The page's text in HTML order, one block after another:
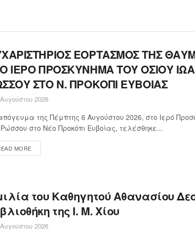
ΕΟΡΤΑΣΜΟΣ ΤΗΣ
ΙΕΡΟ ΠΡΟΣΚΥΝΗΜΑ ΤΟΥ ΟΣΙΟΥ
ΣΤΟ Ν. ΠΡΟΚΟΠΙ ΕΥΒΟΙΑΣ
2026
της Πέμπτης 6 Αυγούστου 2026, στο Ιερό
Ρώσσου στο Νέο Προκόπι Ευβοίας, τελέσθηκε...
MORE
του Καθηγητού Αθανασίου
της Ι. Μ. Χίου
2026